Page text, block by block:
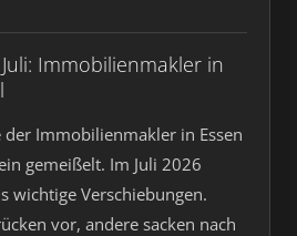
Immobilienmakler in
der Immobilienmakler in Essen
gemeißelt. Im Juli 2026
wichtige Verschiebungen.
vor, andere sacken nach